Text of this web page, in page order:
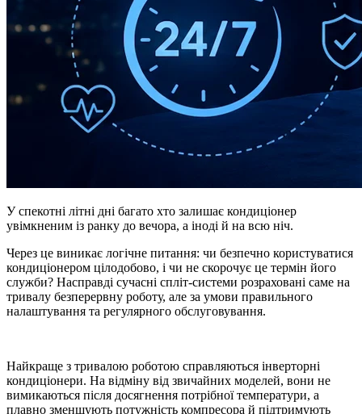
У спекотні літні дні багато хто залишає кондиціонер
увімкненим із ранку до вечора, а іноді й на всю ніч.
Через це виникає логічне питання: чи безпечно користуватися
кондиціонером цілодобово, і чи не скорочує це термін його
служби? Насправді сучасні спліт-системи розраховані саме на
тривалу безперервну роботу, але за умови правильного
налаштування та регулярного обслуговування.
Найкраще з тривалою роботою справляються інверторні
кондиціонери. На відміну від звичайних моделей, вони не
вимикаються після досягнення потрібної температури, а
плавно зменшують потужність компресора й підтримують